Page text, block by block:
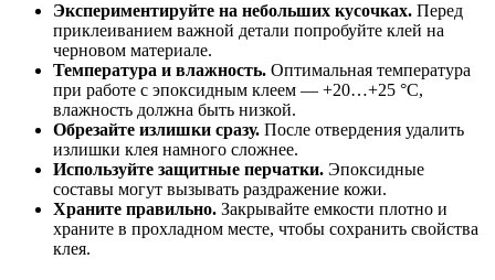
Экспериментируйте на небольших кусочках. Перед
приклеиванием важной детали попробуйте клей на
черновом материале.
Температура и влажность. Оптимальная температура
при работе с эпоксидным клеем — +20…+25 °C,
влажность должна быть низкой.
Обрезайте излишки сразу. После отвердения удалить
излишки клея намного сложнее.
Используйте защитные перчатки. Эпоксидные
составы могут вызывать раздражение кожи.
Храните правильно. Закрывайте емкости плотно и
храните в прохладном месте, чтобы сохранить свойства
клея.